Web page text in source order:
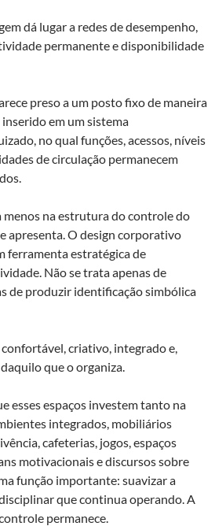
dá lugar a redes de desempenho,
permanente e disponibilidade
preso a um posto fixo de maneira
em um sistema
no qual funções, acessos, níveis
de circulação permanecem
menos na estrutura do controle do
apresenta. O design corporativo
ferramenta estratégica de
Não se trata apenas de
de produzir identificação simbólica
criativo, integrado e,
que o organiza.
esses espaços investem tanto na
integrados, mobiliários
cafeterias, jogos, espaços
motivacionais e discursos sobre
função importante: suavizar a
que continua operando. A
permanece.